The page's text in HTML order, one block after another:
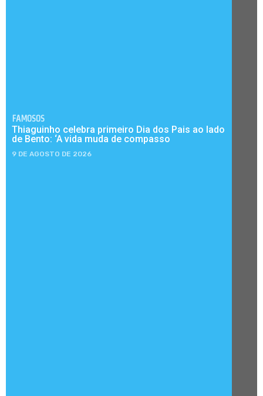
FAMOSOS
Thiaguinho celebra primeiro Dia dos Pais ao lado
de Bento: ‘A vida muda de compasso
9 DE AGOSTO DE 2026